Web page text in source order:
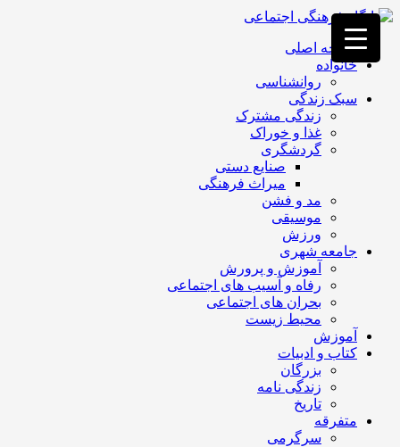
فصد
خون
غرب
تهران
خشکشویی
تصفیه
تهران
صفحه اصلی
خانواده
روانشناسی
سبک زندگی
زندگی مشترک
غذا و خوراک
گردشگری
صنایع دستی
میراث فرهنگی
مد و فشن
موسیقی
ورزش
جامعه شهری
آموزش و پرورش
رفاه و آسیب های اجتماعی
بحران های اجتماعی
محیط زیست
آموزش
کتاب و ادبیات
بزرگان
زندگی نامه
تاریخ
متفرقه
سرگرمی